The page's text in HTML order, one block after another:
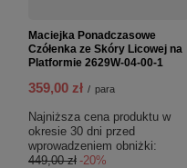
Maciejka Ponadczasowe
Czółenka ze Skóry Licowej na
Platformie 2629W-04-00-1
359,00 zł / para
Najniższa cena produktu w
okresie 30 dni przed
wprowadzeniem obniżki:
449,00 zł -20%